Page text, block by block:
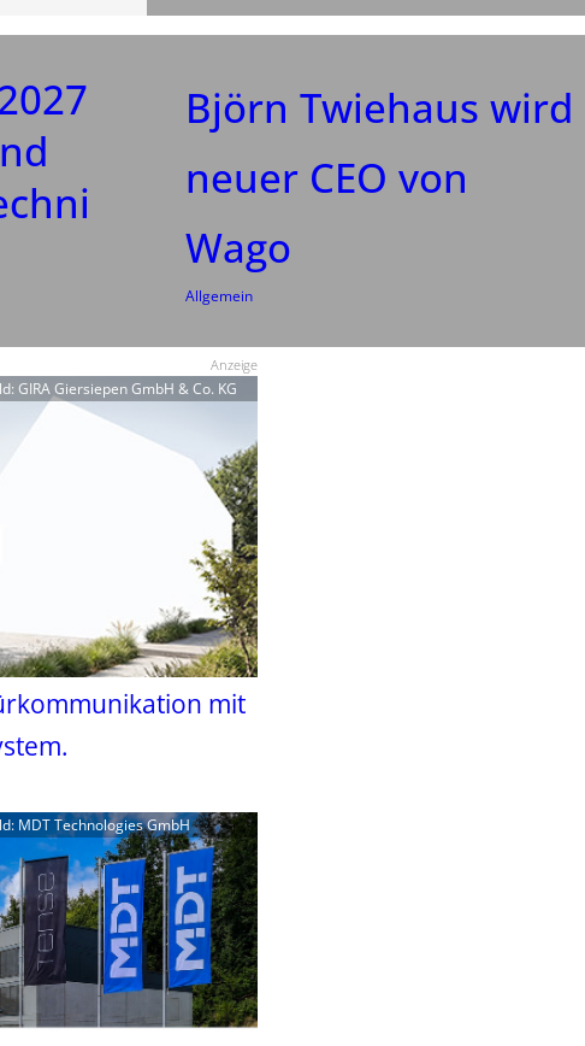
Björn Twiehaus wird
neuer CEO von
Wago
Allgemein
Anzeige
GIRA Giersiepen GmbH & Co. KG
mit
MDT Technologies GmbH